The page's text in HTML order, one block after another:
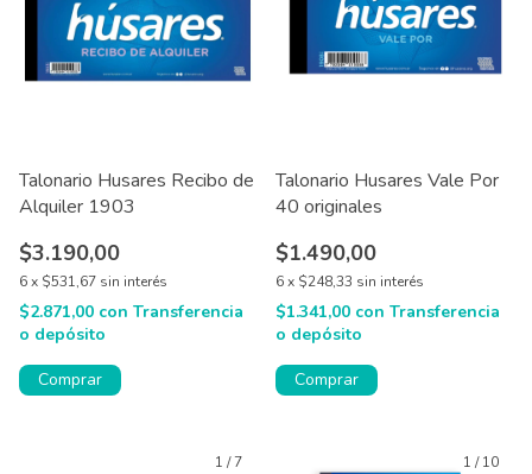
Talonario Husares Recibo de
Alquiler 1903
$3.190,00
6x $531,67 sin interés
$2.871,00 con Transferencia
o depósito
Talonario Husares Vale Por
40 originales
$1.490,00
6x $248,33 sin interés
$1.341,00 con Transferencia
o depósito
1 /7 1 /10